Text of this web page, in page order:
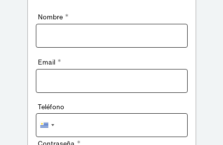
Nombre *
Email *
Teléfono
Uruguay
+598